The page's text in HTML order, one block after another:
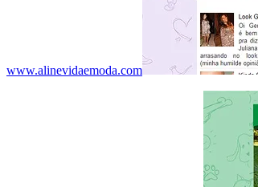
www.alinevidaemoda.com